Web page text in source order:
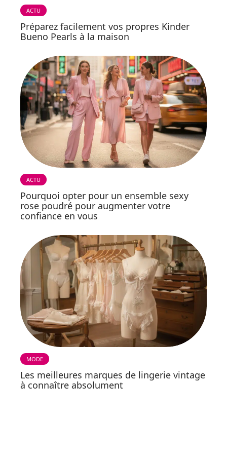
ACTU
Préparez facilement vos propres Kinder
Bueno Pearls à la maison
ACTU
Pourquoi opter pour un ensemble sexy
rose poudré pour augmenter votre
confiance en vous
MODE
Les meilleures marques de lingerie vintage
à connaître absolument